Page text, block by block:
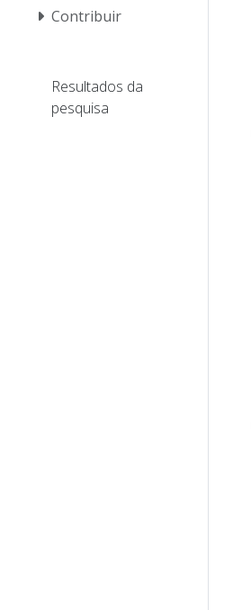
Contribuir
Resultados da
pesquisa